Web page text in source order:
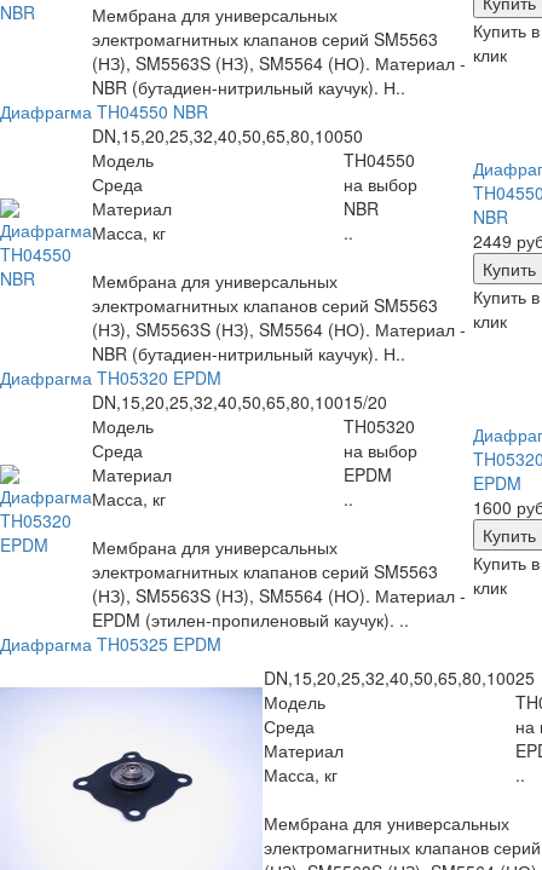
Мембрана для универсальных
электромагнитных клапанов серий SM5563
(НЗ), SM5563S (НЗ), SM5564 (НО). Материал -
NBR (бутадиен-нитрильный каучук). Н..
Купить
клик
Диафрагма TH04550 NBR
DN,15,20,25,32,40,50,65,80,10050
Модель
TH04550
Среда
на выбор
Материал
NBR
Масса, кг
..
Мембрана для универсальных
электромагнитных клапанов серий SM5563
(НЗ), SM5563S (НЗ), SM5564 (НО). Материал -
NBR (бутадиен-нитрильный каучук). Н..
NBR
2449
Купить
клик
Диафрагма TH05320 EPDM
DN,15,20,25,32,40,50,65,80,10015/20
Модель
TH05320
Среда
на выбор
Материал
EPDM
Масса, кг
..
Мембрана для универсальных
электромагнитных клапанов серий SM5563
(НЗ), SM5563S (НЗ), SM5564 (НО). Материал -
EPDM (этилен-пропиленовый каучук). ..
EPDM
1600
Купить
клик
Диафрагма TH05325 EPDM
DN,15,20,25,32,40,50,65,80,10025
Модель
Среда
на
Материал
Масса, кг
..
Мембрана для универсальных
электромагнитных клапанов